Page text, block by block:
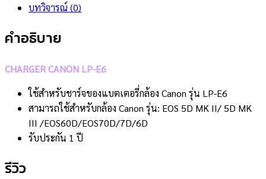
บทวิจารณ์ (0)
คำอธิบาย
CHARGER CANON LP-E6
ใช้สำหรับชาร์จของแบตเตอรี่กล้อง Canon รุ่น LP-E6
สามารถใช้สำหรับกล้อง Canon รุ่น: EOS 5D MK II/ 5D MK
III /EOS60D/EOS70D/7D/6D
รับประกัน 1 ปี
รีวิว